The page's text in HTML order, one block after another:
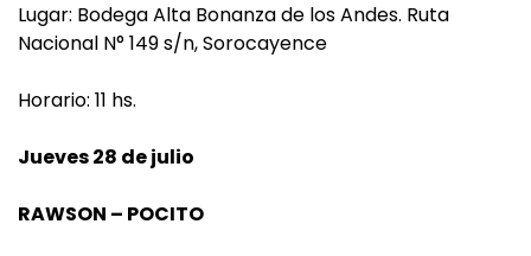
Lugar: Bodega Alta Bonanza de los Andes. Ruta
Nacional N° 149 s/n, Sorocayence
Horario: 11 hs.
Jueves 28 de julio
RAWSON – POCITO